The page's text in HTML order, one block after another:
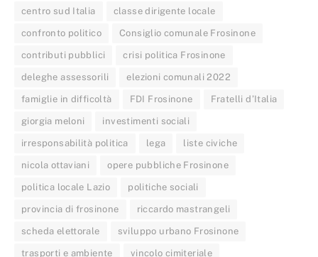
centro sud Italia classe dirigente locale
confronto politico Consiglio comunale Frosinone
contributi pubblici crisi politica Frosinone
deleghe assessorili elezioni comunali 2022
famiglie in difficoltà FDI Frosinone Fratelli d’Italia
giorgia meloni investimenti sociali
irresponsabilità politica lega liste civiche
nicola ottaviani opere pubbliche Frosinone
politica locale Lazio politiche sociali
provincia di frosinone riccardo mastrangeli
scheda elettorale sviluppo urbano Frosinone
trasporti e ambiente vincolo cimiteriale